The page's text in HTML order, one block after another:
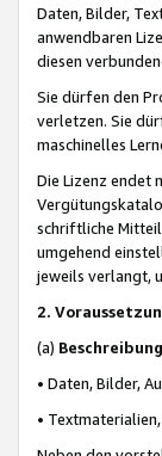
Daten, Bilder,
anwendbaren
diesen
Sie dürfen den
verletzen. Sie
maschinelles
Die Lizenz endet
schriftliche
umgehend
jeweils verlangt,
2.
(a) Beschreibung
• Daten, Bilder,
•